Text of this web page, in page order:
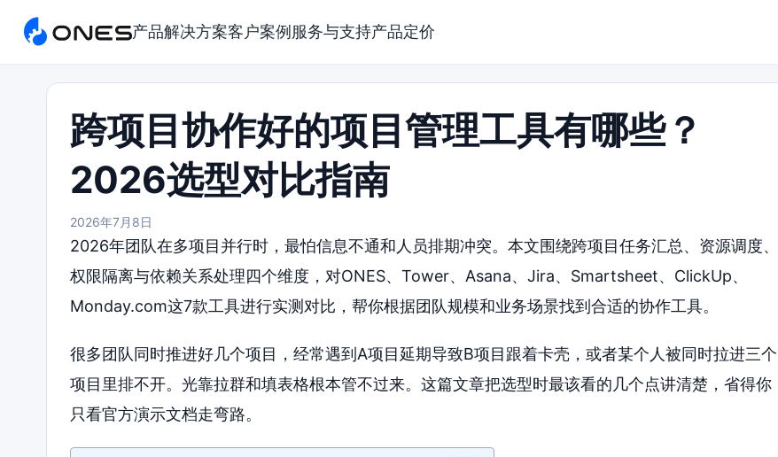
产品解决方案客户案例 服务与支持产品定价
跨项目协作好的项目管理工具有哪些？
2026选型对比指南
2026年7月8日
2026年团队在多项目并行时，最怕信息不通和人员排期冲突。本文围绕跨项目任务汇总、资源调度、
权限隔离与依赖关系处理四个维度，对ONES、Tower、Asana、Jira、Smartsheet、ClickUp、
Monday.com这7款工具进行实测对比，帮你根据团队规模和业务场景找到合适的协作工具。
很多团队同时推进好几个项目，经常遇到A项目延期导致B项目跟着卡壳，或者某个人被同时拉进三个
项目里排不开。光靠拉群和填表格根本管不过来。这篇文章把选型时最该看的几个点讲清楚，省得你
只看官方演示文档走弯路。